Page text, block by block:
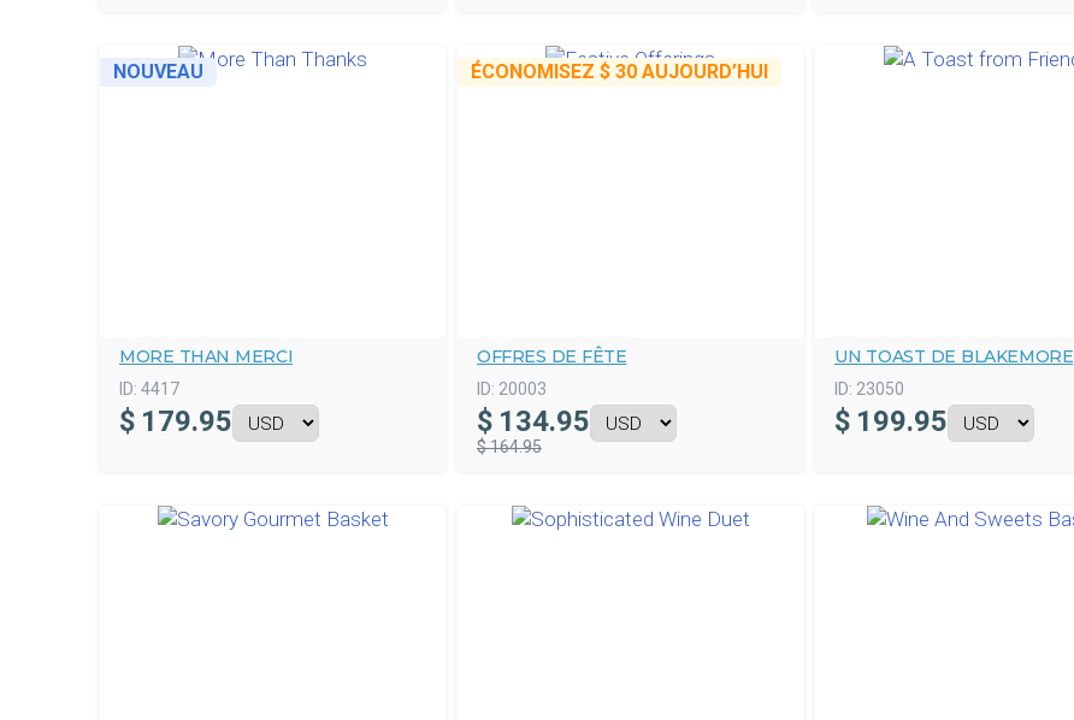
NOUVEAU
MORE THAN MERCI
ID: 4417
$ 179.95
ÉCONOMISEZ $ 30 AUJOURD’HUI
OFFRES DE FÊTE
ID: 20003
$ 134.95
$ 164.95
UN TOAST DE BLAKEMORE
ID: 23050
$ 199.95